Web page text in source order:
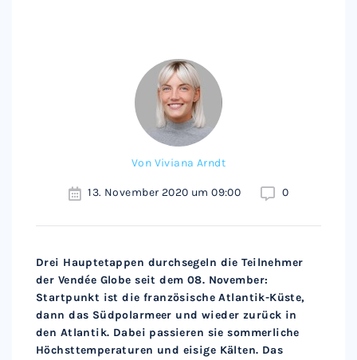
Von Viviana Arndt
13. November 2020 um 09:00 0
Drei Hauptetappen durchsegeln die Teilnehmer
der Vendée Globe seit dem 08. November:
Startpunkt ist die französische Atlantik-Küste,
dann das Südpolarmeer und wieder zurück in
den Atlantik. Dabei passieren sie sommerliche
Höchsttemperaturen und eisige Kälten. Das